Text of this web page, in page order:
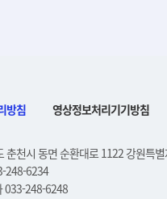
방침 영상정보처리기기방침
춘천시 동면 순환대로 1122 강원특
248-6234
033-248-6248